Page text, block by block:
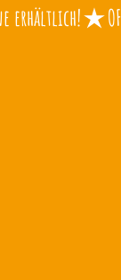
erhältlich!